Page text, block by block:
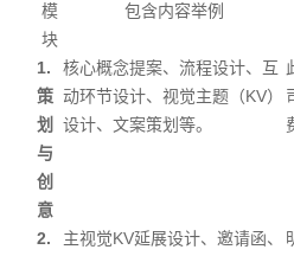
模
块
包含内容举例
1.
策
划
与
创
意
核心概念提案、流程设计、互
动环节设计、视觉主题（KV）
设计、文案策划等。
2.
主视觉KV延展设计、邀请函、